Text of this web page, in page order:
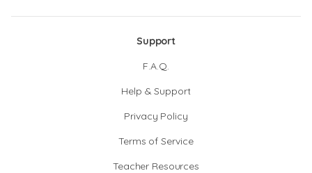
Support
F.A.Q.
Help & Support
Privacy Policy
Terms of Service
Teacher Resources